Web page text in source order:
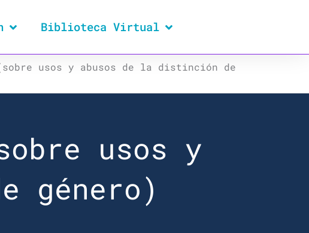
Biblioteca Virtual
usos y abusos de la distinción de
usos y
género)